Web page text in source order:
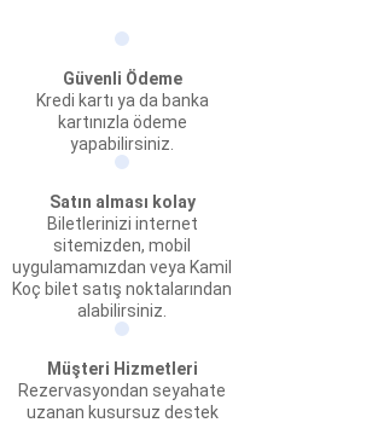
Güvenli Ödeme
Kredi kartı ya da banka
kartınızla ödeme
yapabilirsiniz.
Satın alması kolay
Biletlerinizi internet
sitemizden, mobil
uygulamamızdan veya Kamil
Koç bilet satış noktalarından
alabilirsiniz.
Müşteri Hizmetleri
Rezervasyondan seyahate
uzanan kusursuz destek